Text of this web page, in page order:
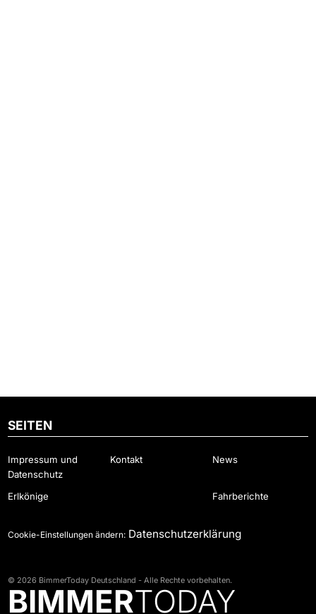
SEITEN
Impressum und
Datenschutz
Kontakt News
Erlkönige Fahrberichte
Cookie-Einstellungen ändern: Datenschutzerklärung
© 2026 BimmerToday Deutschland - Alle Rechte vorbehalten.
BIMMERTODAY